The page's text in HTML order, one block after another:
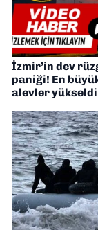
İzmir’in dev
paniği! En
alevler yükseldi